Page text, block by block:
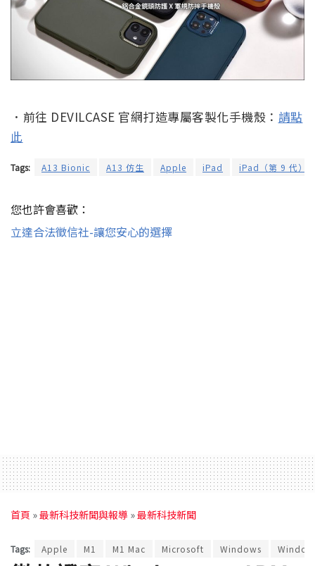
．前往 DEVILCASE 官網打造專屬客製化手機殼： 請點
此
Tags: A13 Bionic A13 仿生 Apple iPad iPad（第 9 代）
您也許會喜歡：
立達合法徵信社-讓您安心的選擇
首頁 »最新科技新聞與報導 »最新科技新聞
Tags: Apple M1 M1 Mac Microsoft Windows